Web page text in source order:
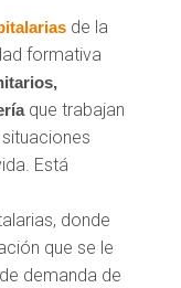
de la
formativa
que trabajan
Está
donde
que se le
demanda de